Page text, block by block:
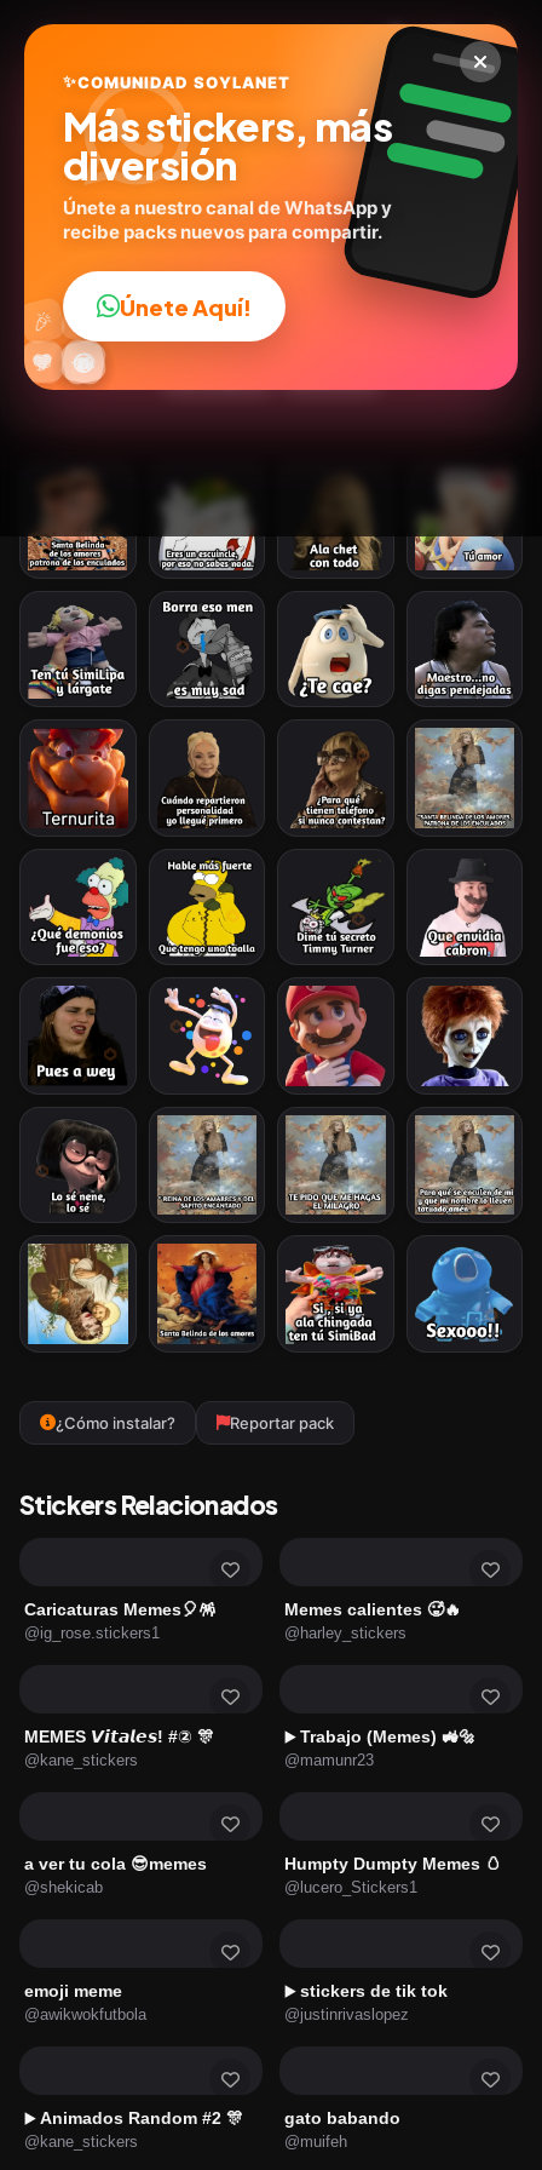
✨MEMES ✨
@lucero_stickers1
28stickers Memes Humor
¿Cómo instalar? Reportar pack
Stickers Relacionados
Caricaturas Memes🎈🪅
@ig_rose.stickers1
Memes calientes 🥵🔥
@harley_stickers
MEMES 𝙑𝙞𝙩𝙖𝙡𝙚𝙨! #② 🎊
@kane_stickers
▶️ Trabajo (Memes) 🚜🔩
@mamunr23
a ver tu cola 😎memes
@shekicab
Humpty Dumpty Memes 🥚
@lucero_Stickers1
emoji meme
@awikwokfutbola
▶️ stickers de tik tok
@justinrivaslopez
▶️ Animados Random #2 🎊
@kane_stickers
gato babando
@muifeh
😎
😂
🔥
💬
❤️ ✨
🤩
😜
🎉 👍
✨COMUNIDAD SOYLANET
Más stickers, más
diversión
Únete a nuestro canal de WhatsApp y
recibe packs nuevos para compartir.
Únete Aquí!